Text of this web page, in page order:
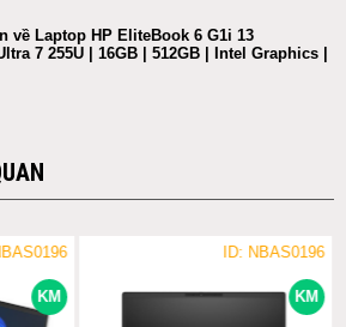
về Laptop HP EliteBook 6 G1i 13
7 255U | 16GB | 512GB | Intel Graphics |
KM KM
ID: NBAS0196